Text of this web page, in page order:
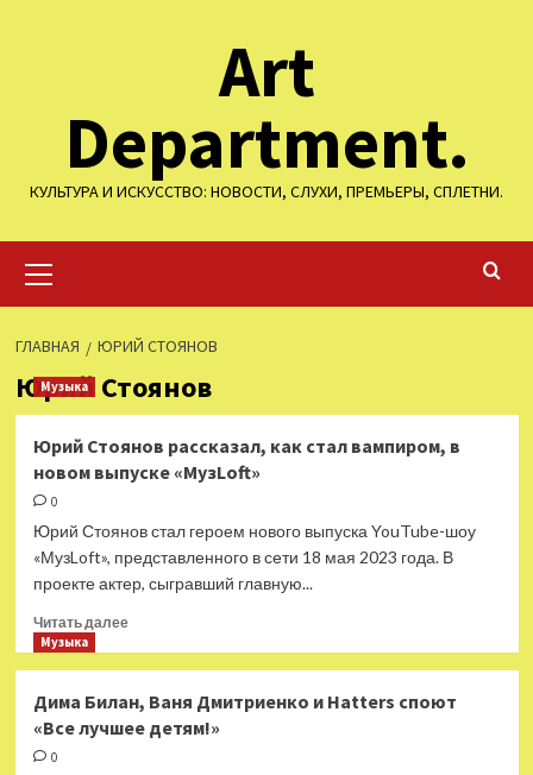
Art
Department.
КУЛЬТУРА И ИСКУССТВО: НОВОСТИ, СЛУХИ, ПРЕМЬЕРЫ, СПЛЕТНИ.
меню
ГЛАВНАЯ ЮРИЙ СТОЯНОВ
Юрий Стоянов
Музыка
Юрий Стоянов рассказал, как стал вампиром, в
новом выпуске «МузLoft»
0
Юрий Стоянов стал героем нового выпуска YouTube-шоу
«МузLoft», представленного в сети 18 мая 2023 года. В
проекте актер, сыгравший главную...
Читать далееПрочитать
Стоянов
рассказал,
Музыка
Дима Билан, Ваня Дмитриенко и Hatters споют
«Все лучшее детям!»
0